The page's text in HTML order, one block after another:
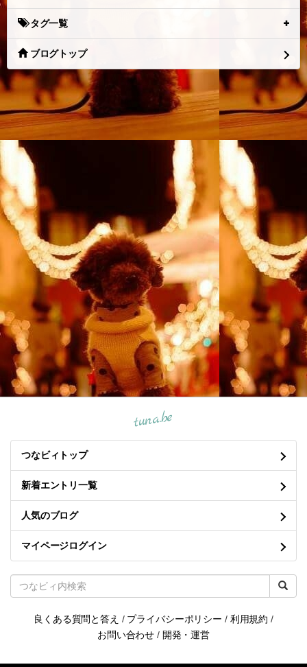
タグ一覧
ブログトップ
tuna.be
つなビィトップ
新着エントリ一覧
人気のブログ
マイページログイン
良くある質問と答え / プライバシーポリシー / 利用規約 /
お問い合わせ / 開発・運営